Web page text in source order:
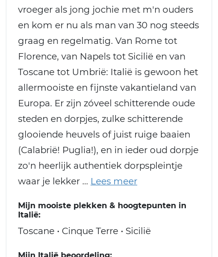
vroeger als jong jochie met m'n ouders
en kom er nu als man van 30 nog steeds
graag en regelmatig. Van Rome tot
Florence, van Napels tot Sicilië en van
Toscane tot Umbrië: Italië is gewoon het
allermooiste en fijnste vakantieland van
Europa. Er zijn zóveel schitterende oude
steden en dorpjes, zulke schitterende
glooiende heuvels of juist ruige baaien
(Calabrië! Puglia!), en in ieder oud dorpje
zo'n heerlijk authentiek dorpspleintje
waar je lekker
Mijn mooiste plekken & hoogtepunten in
Italië:
Toscane • Cinque Terre • Sicilië
Mijn Italië beoordeling: